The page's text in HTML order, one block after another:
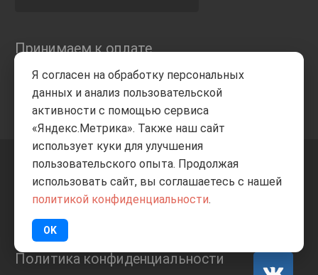
Принимаем к оплате
+7 8332205-805 ВВЕРХ
ИП Баранов А.С. 2026
Политика конфиденциальности
Я согласен на обработку персональных
данных и анализ пользовательской
активности с помощью сервиса
«Яндекс.Метрика». Также наш сайт
использует куки для улучшения
пользовательского опыта. Продолжая
использовать сайт, вы соглашаетесь с нашей
политикой конфиденциальности.
OK